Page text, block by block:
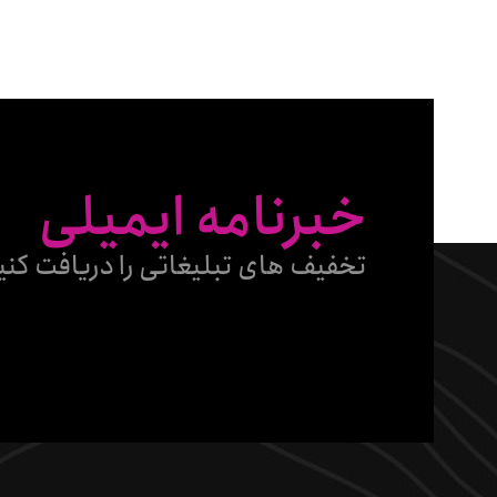
خبرنامه ایمیلی
تخفیف های تبلیغاتی را دریافت